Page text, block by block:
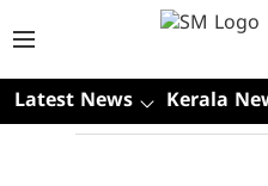
Latest News Kerala